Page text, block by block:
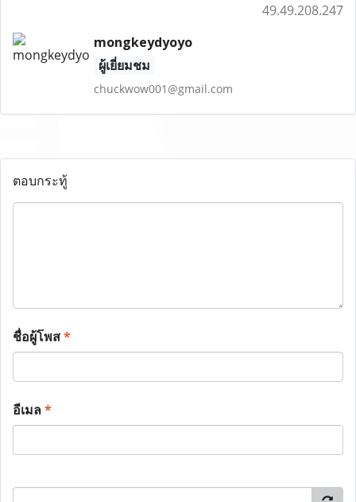
49.49.208.247
mongkeydyoyo
ผู้เยี่ยมชม
chuckwow001@gmail.com
ตอบกระทู้
ชื่อผู้โพส*
อีเมล*